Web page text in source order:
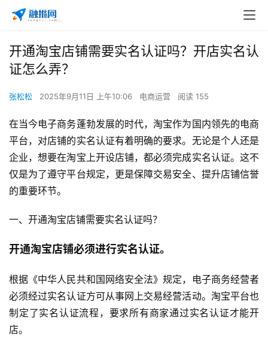
开通淘宝店铺需要实名认证吗？开店实名认
证怎么弄？
张松松 2025年9月11日 上午10:06 电商运营 阅读 155
在当今电子商务蓬勃发展的时代，淘宝作为国内领先的电商
平台，对店铺的实名认证有着明确的要求。无论是个人还是
企业，想要在淘宝上开设店铺，都必须完成实名认证。这不
仅是为了遵守平台规定，更是保障交易安全、提升店铺信誉
的重要环节。
一、开通淘宝店铺需要实名认证吗？
开通淘宝店铺必须进行实名认证。
根据《中华人民共和国网络安全法》规定，电子商务经营者
必须经过实名认证方可从事网上交易经营活动。淘宝平台也
制定了实名认证流程，要求所有商家通过实名认证才能开
店。